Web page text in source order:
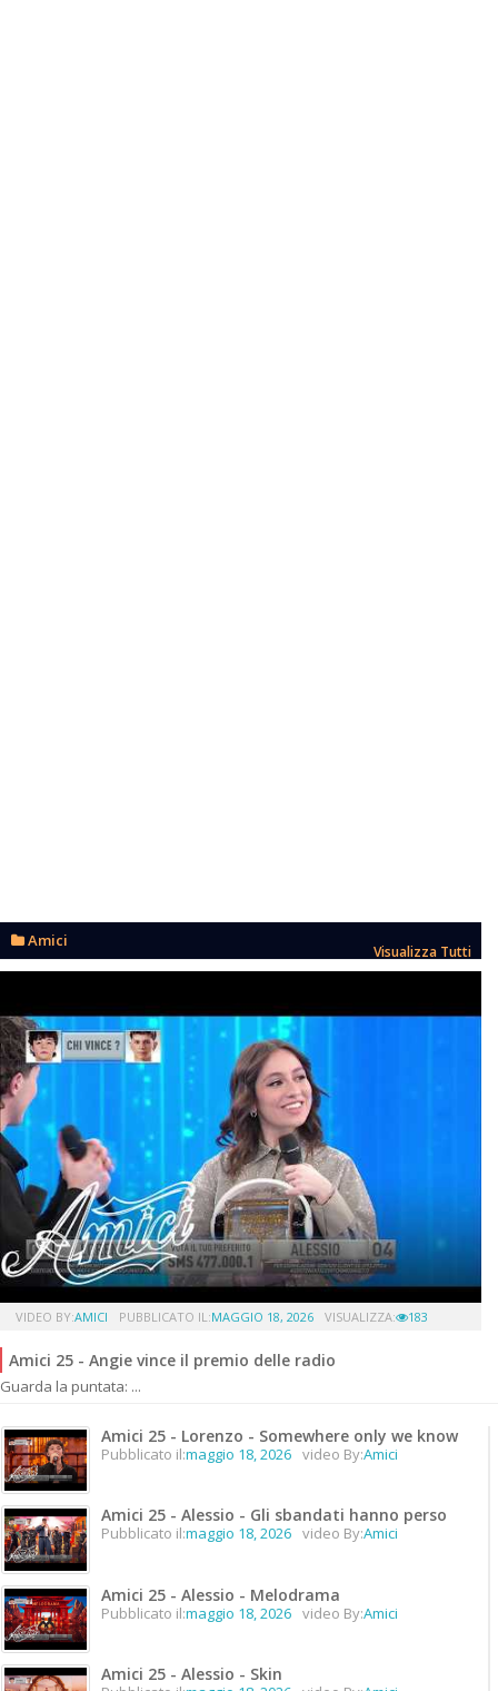
Amici
Visualizza Tutti
VIDEO BY:AMICI PUBBLICATO IL:MAGGIO 18, 2026 VISUALIZZA: 183
Amici 25 - Angie vince il premio delle radio
Guarda la puntata: ...
Amici 25 - Lorenzo - Somewhere only we know
Pubblicato il:maggio 18, 2026 video By:Amici
Amici 25 - Alessio - Gli sbandati hanno perso
Pubblicato il:maggio 18, 2026 video By:Amici
Amici 25 - Alessio - Melodrama
Pubblicato il:maggio 18, 2026 video By:Amici
Amici 25 - Alessio - Skin